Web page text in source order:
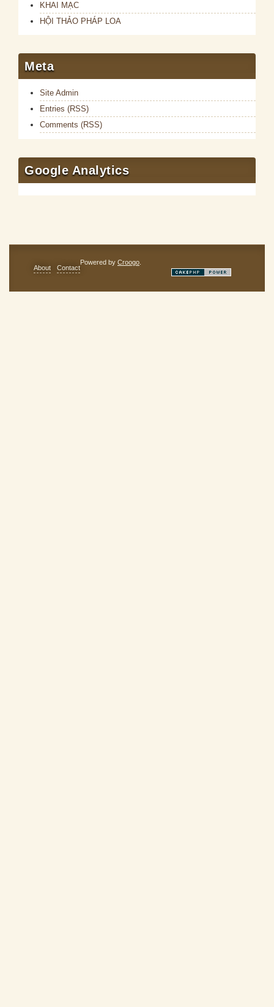
KHAI MẠC
HỘI THẢO PHÁP LOA
Meta
Site Admin
Entries (RSS)
Comments (RSS)
Google Analytics
About Contact
Powered by Croogo